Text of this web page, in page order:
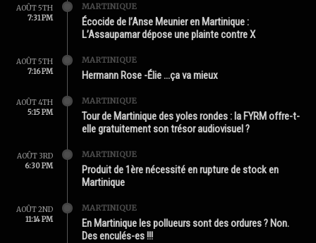
AOÛT 5TH
7:31 PM
MARTINIQUE
Écocide de l’Anse Meunier en Martinique :
L’Assaupamar dépose une plainte contre X
AOÛT 5TH
7:16 PM
MARTINIQUE
Hermann Rose -Élie …ça va mieux
AOÛT 4TH
5:15 PM
MARTINIQUE
Tour de Martinique des yoles rondes : la FYRM offre-t-
elle gratuitement son trésor audiovisuel ?
AOÛT 3RD
6:30 PM
MARTINIQUE
Produit de 1ère nécessité en rupture de stock en
Martinique
AOÛT 2ND
11:14 PM
MARTINIQUE
En Martinique les pollueurs sont des ordures ? Non.
Des enculés-es !!!